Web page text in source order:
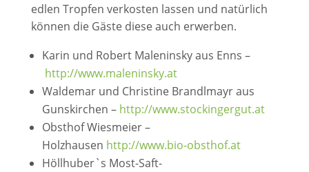
edlen Tropfen verkosten lassen und natürlich
können die Gäste diese auch erwerben.
Karin und Robert Maleninsky aus Enns –
http://www.maleninsky.at
Waldemar und Christine Brandlmayr aus
Gunskirchen – http://www.stockingergut.at
Obsthof Wiesmeier –
Holzhausen http://www.bio-obsthof.at
Höllhuber`s Most-Saft-